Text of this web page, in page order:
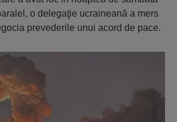
o delegaţie ucraineană a mers
prevederile unui acord de pace.